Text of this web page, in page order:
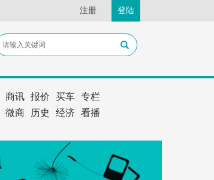
注册 登陆
商讯 报价 买车 专栏
微商 历史 经济 看播